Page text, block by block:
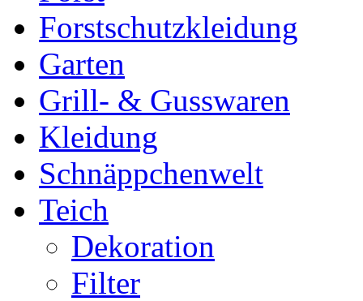
Forstschutzkleidung
Garten
Grill- & Gusswaren
Kleidung
Schnäppchenwelt
Teich
Dekoration
Filter